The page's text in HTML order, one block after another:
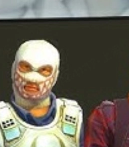
vật và cả độ "ngầu" khi bạn tỏa
skinscủa bạn sao cho vừa đẹp vừa
tham khảo để đầu tư Agent và